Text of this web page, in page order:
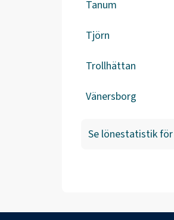
Tanum
Tjörn
Trollhättan
Vänersborg
Se lönestatistik för